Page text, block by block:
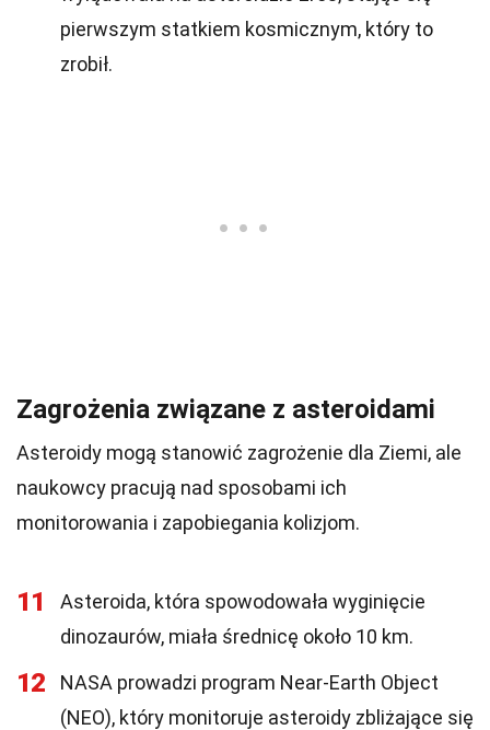
pierwszym statkiem kosmicznym, który to
zrobił.
Zagrożenia związane z asteroidami
Asteroidy mogą stanowić zagrożenie dla Ziemi, ale
naukowcy pracują nad sposobami ich
monitorowania i zapobiegania kolizjom.
11
Asteroida, która spowodowała wyginięcie
dinozaurów, miała średnicę około 10 km.
12
NASA prowadzi program Near-Earth Object
(NEO), który monitoruje asteroidy zbliżające się